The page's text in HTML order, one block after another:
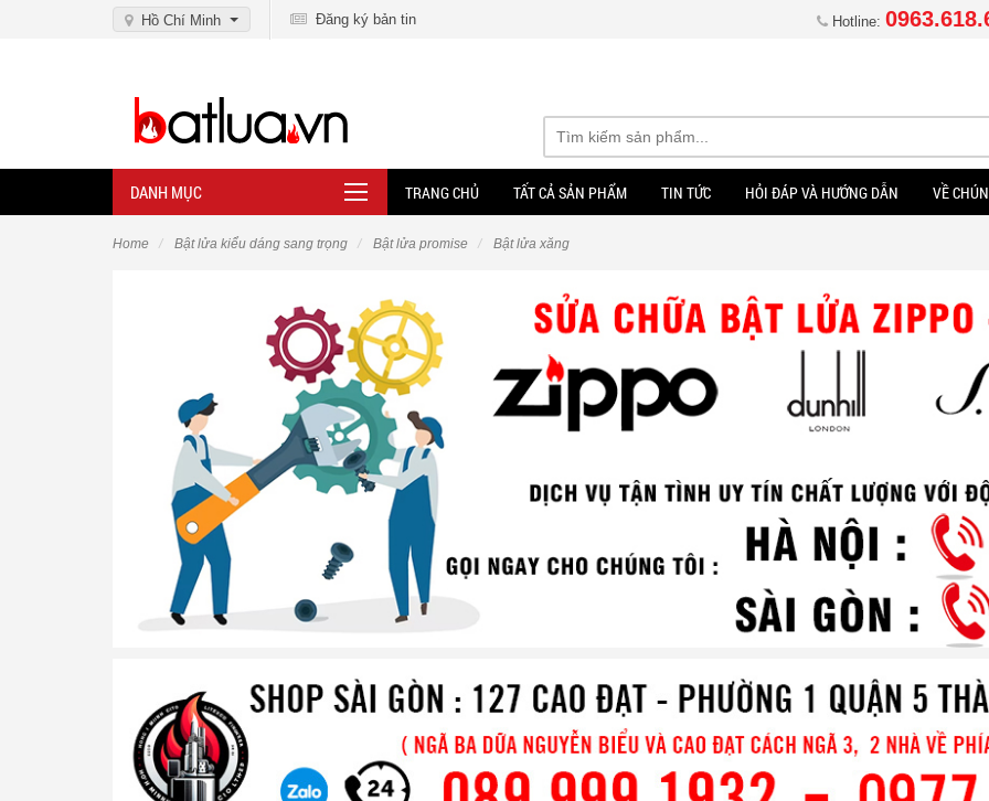
Hồ Chí Minh Đăng ký bản tin Hotline:
DANH MỤC TRANG CHỦ TẤT CẢ SẢN PHẨM TIN TỨC HỎI ĐÁP VÀ HƯỚNG DẪN VỀ
Home Bật lửa kiểu dáng sang trọng Bật lửa promise Bật lửa xăng